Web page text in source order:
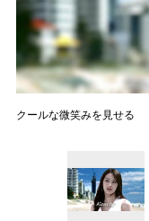
クールな微笑みを見せる